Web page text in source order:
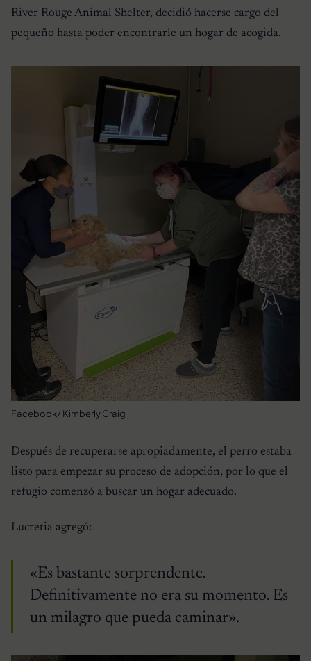
River Rouge Animal Shelter, decidió hacerse cargo del
pequeño hasta poder encontrarle un hogar de acogida.
Facebook/ Kimberly Craig
Después de recuperarse apropiadamente, el perro estaba
listo para empezar su proceso de adopción, por lo que el
refugio comenzó a buscar un hogar adecuado.
Lucretia agregó:
«Es bastante sorprendente.
Definitivamente no era su momento. Es
un milagro que pueda caminar».